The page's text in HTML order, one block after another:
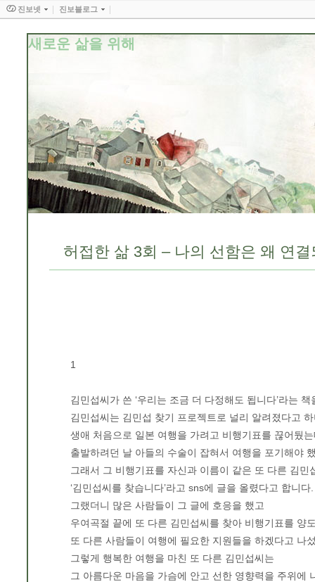
새로운 삶을 위해
허접한 삶 3회 – 나의 선함은 왜 연
1
김민섭씨가 쓴 ‘우리는 조금 더 다정해도 됩니다’라는
김민섭씨는 김민섭 찾기 프로젝트로 널리 알려졌다고
생애 처음으로 일본 여행을 가려고 비행기표를 끊어뒀
출발하려던 날 아들의 수술이 잡혀서 여행을 포기해야
그래서 그 비행기표를 자신과 이름이 같은 또 다른 김민
‘김민섭씨를 찾습니다’라고 sns에 글을 올렸다고 합니다.
그랬더니 많은 사람들이 그 글에 호응을 했고
우여곡절 끝에 또 다른 김민섭씨를 찾아 비행기표를 양
또 다른 사람들이 여행에 필요한 지원들을 하겠다고 나
그렇게 행복한 여행을 마친 또 다른 김민섭씨는
그 아름다운 마음을 가슴에 안고 선한 영향력을 주위에
진보넷 진보블로그